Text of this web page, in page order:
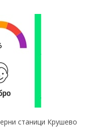
станици Крушево